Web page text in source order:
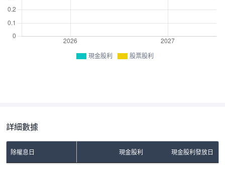
現金股利 股票股利
詳細數據
除權息日 現金股利 現金股利發放日